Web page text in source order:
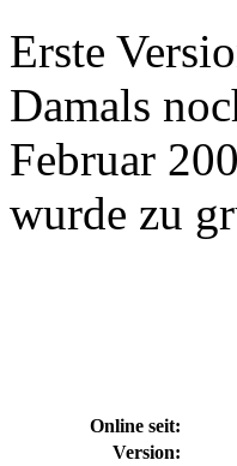
Erste
Damals
Februar
wurde zu
Online seit:
Version: